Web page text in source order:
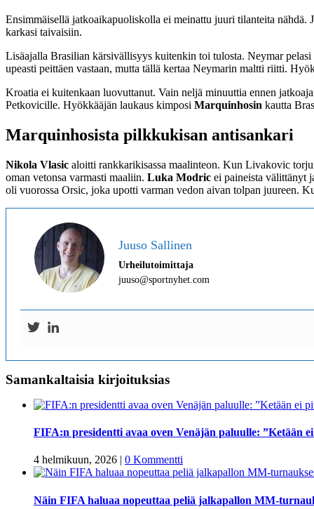
Ensimmäisellä jatkoaikapuoliskolla ei meinattu juuri tilanteita nähdä.
karkasi taivaisiin.
Lisäajalla Brasilian kärsivällisyys kuitenkin toi tulosta. Neymar
upeasti peittäen vastaan, mutta tällä kertaa Neymarin maltti riitti.
Kroatia ei kuitenkaan luovuttanut. Vain neljä minuuttia ennen
Petkovicille. Hyökkääjän laukaus kimposi Marquinhosin kautta
Marquinhosista pilkkukisan antisankari
Nikola Vlasic aloitti rankkarikisassa maalinteon. Kun Livakovic
oman vetonsa varmasti maaliin. Luka Modric ei paineista välittänyt
oli vuorossa Orsic, joka upotti varman vedon aivan tolpan juureen.
Juuso Sallinen
Urheilutoimittaja
juuso@sportnyhet.com
Samankaltaisia kirjoituksias
FIFA:n presidentti avaa oven Venäjän paluulle: ”Ketään
4 helmikuun, 2026 0 Kommentti
Näin FIFA haluaa nopeuttaa peliä jalkapallon MM-